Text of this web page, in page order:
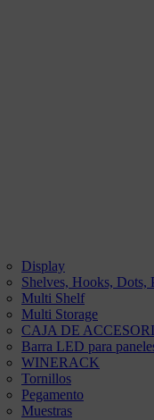
Display
Shelves, Hooks, Dots,
Multi Shelf
Multi Storage
CAJA DE
Barra LED para
WINERACK
Tornillos
Pegamento
Muestras